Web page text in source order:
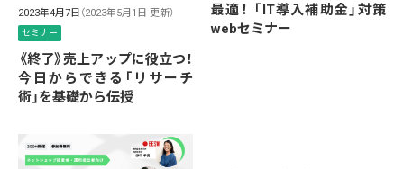
2023年4月7日 （2023年5月1日 更新）
セミナー
《終了》売上アップに役立つ！
今日からできる「リサーチ
術」を基礎から伝授
最適！ 「IT導入補助金」対策
webセミナー